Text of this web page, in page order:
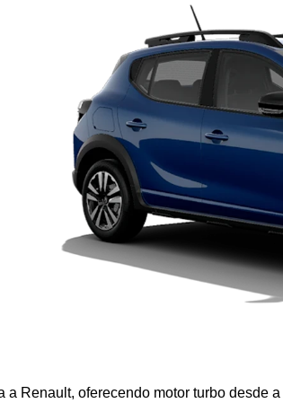
a Renault, oferecendo motor turbo desde